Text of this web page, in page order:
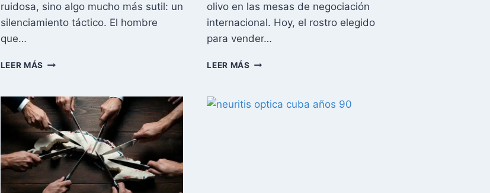
ruidosa, sino algo mucho más sutil: un
silenciamiento táctico. El hombre
que…
LEER MÁS EL
DE
EDUARDO
RODRÍGUEZ
DÁVILA:
EL
MINISTRO
CUBANO
CONTENIDO
olivo en las mesas de negociación
internacional. Hoy, el rostro elegido
para vender…
LEER MÁS EL
CARLOS
LUIS